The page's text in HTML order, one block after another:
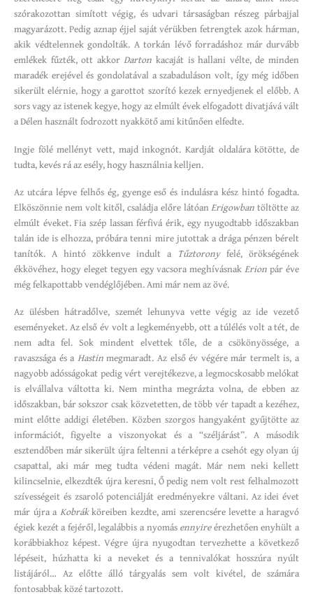
szórakozottan simított végig, és udvari társaságban részeg párbajjal
magyarázott. Pedig aznap éjjel saját vérükben fetrengtek azok hárman,
akik védtelennek gondolták. A torkán lévő forradáshoz már durvább
emlékek fűzték, ott akkorDarton kacaját is hallani vélte, de minden
maradék erejével és gondolatával a szabaduláson volt, így még időben
sikerült elérnie, hogy a garottot szorító kezek ernyedjenek el előbb. A
sors vagy az istenek kegye, hogy az elmúlt évek elfogadott divatjává vált
a Délen használt fodrozott nyakkötő ami kitűnően elfedte.
Ingje fölé mellényt vett, majd inkognót. Kardját oldalára kötötte, de
tudta, kevés rá az esély, hogy használnia kelljen.
Az utcára lépve felhős ég, gyenge eső és indulásra kész hintó fogadta.
Elköszönnie nem volt kitől, családja előre látóanErigowban töltötte az
elmúlt éveket. Fia szép lassan férfivá érik, egy nyugodtabb időszakban
talán ide is elhozza, próbára tenni mire jutottak a drága pénzen bérelt
tanítók. A hintó zökkenve indult a Tűztoronyfelé, örökségének
ékkövéhez, hogy eleget tegyen egy vacsora meghívásnakErion pár éve
még felkapottabb vendéglőjében. Ami már nem az övé.
Az ülésben hátradőlve, szemét lehunyva vette végig az ide vezető
eseményeket. Az első év volt a legkeményebb, ott a túlélés volt a tét, de
nem adta fel. Sok mindent elvettek tőle, de a csökönyössége, a
ravaszsága és a Hastinmegmaradt. Az első év végére már termelt is, a
nagyobb adósságokat pedig vért verejtékezve, a legmocskosabb melókat
is elvállalva váltotta ki. Nem mintha megrázta volna, de ebben az
időszakban, bár sokszor csak közvetetten, de több vér tapadt a kezéhez,
mint előtte addigi életében. Közben szorgos hangyaként gyűjtötte az
információt, figyelte a viszonyokat és a “széljárást”. A második
esztendőben már sikerült újra feltenni a térképre a csehót egy olyan új
csapattal, aki már meg tudta védeni magát. Már nem neki kellett
kilincselnie, elkezdték újra keresni, Ő pedig nem volt rest felhalmozott
szívességeit és zsaroló potenciálját eredményekre váltani. Az idei évet
már újra a Kobrákköreiben kezdte, ami szerencsére levette a haragvó
égiek kezét a fejéről, legalábbis a nyomás ennyireérezhetően enyhült a
korábbiakhoz képest. Végre újra nyugodtan tervezhette a következő
lépéseit, húzhatta ki a neveket és a tennivalókat hosszúra nyúlt
listájáról… Az előtte álló tárgyalás sem volt kivétel, de számára
fontosabbak közé tartozott.